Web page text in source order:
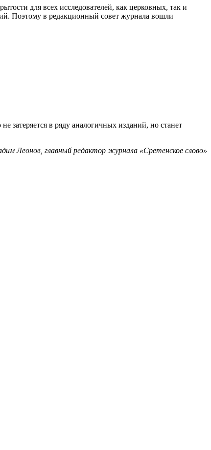
для всех исследователей, как церковных, так и
Поэтому в редакционный совет журнала вошли
затеряется в ряду аналогичных изданий, но станет
Леонов, главный редактор журнала «Сретенское слово»